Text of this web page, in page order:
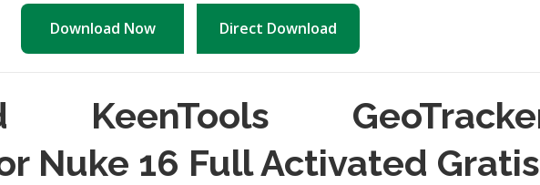
Download Now Direct Download
KeenTools
Nuke 16 Full Activated Gratis